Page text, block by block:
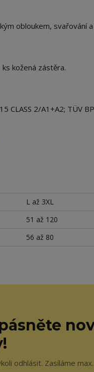
obloukem, svařování
kožená zástěra.
CLASS 2/A1+A2; TÜV
L až 3XL
51 až 120
56 až 80
odhlásit. Zasíláme